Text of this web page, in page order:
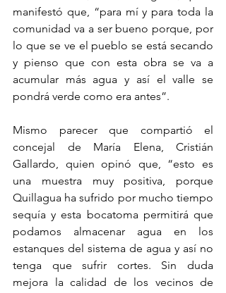
manifestó que, “para mí y para toda la
comunidad va a ser bueno porque, por
lo que se ve el pueblo se está secando
y pienso que con esta obra se va a
acumular más agua y así el valle se
pondrá verde como era antes”.
Mismo parecer que compartió el
concejal de María Elena, Cristián
Gallardo, quien opinó que, “esto es
una muestra muy positiva, porque
Quillagua ha sufrido por mucho tiempo
sequía y esta bocatoma permitirá que
podamos almacenar agua en los
estanques del sistema de agua y así no
tenga que sufrir cortes. Sin duda
mejora la calidad de los vecinos de